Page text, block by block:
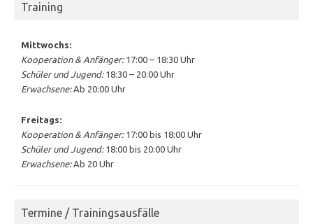
Training
Mittwochs:
Kooperation & Anfänger:17:00 – 18:30 Uhr
Schüler und Jugend:18:30 – 20:00 Uhr
Erwachsene:Ab 20:00 Uhr
Freitags:
Kooperation & Anfänger:17:00 bis 18:00 Uhr
Schüler und Jugend:18:00 bis 20:00 Uhr
Erwachsene:Ab 20 Uhr
Termine / Trainingsausfälle